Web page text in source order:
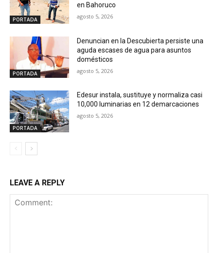
PORTADA
en Bahoruco
agosto 5, 2026
PORTADA
Denuncian en la Descubierta persiste una
aguda escases de agua para asuntos
domésticos
agosto 5, 2026
PORTADA
Edesur instala, sustituye y normaliza casi
10,000 luminarias en 12 demarcaciones
agosto 5, 2026
LEAVE A REPLY